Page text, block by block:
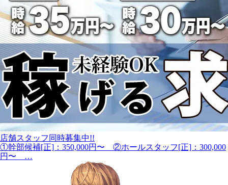
店舗スタッフ同時募集中!!
①幹部候補[正]：350,000円〜 ②ホールスタッフ[正]：300,000
円〜 …